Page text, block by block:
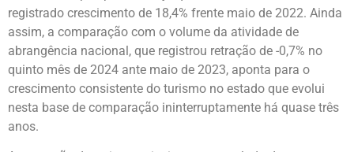
registrado crescimento de 18,4% frente maio de 2022. Ainda
assim, a comparação com o volume da atividade de
abrangência nacional, que registrou retração de -0,7% no
quinto mês de 2024 ante maio de 2023, aponta para o
crescimento consistente do turismo no estado que evolui
nesta base de comparação ininterruptamente há quase três
anos.